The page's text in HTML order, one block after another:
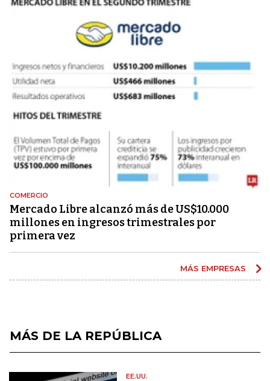
COMERCIO
Mercado Libre alcanzó más de US$10.000
millones en ingresos trimestrales por
primera vez
MÁS EMPRESAS
MÁS DE LA REPÚBLICA
EE.UU.